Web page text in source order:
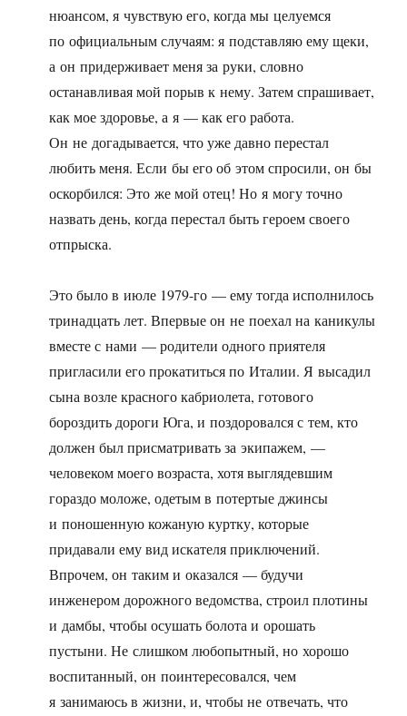
нюансом, я чувствую его, когда мы целуемся
по официальным случаям: я подставляю ему щеки,
а он придерживает меня за руки, словно
останавливая мой порыв к нему. Затем спрашивает,
как мое здоровье, а я — как его работа.
Он не догадывается, что уже давно перестал
любить меня. Если бы его об этом спросили, он бы
оскорбился: Это же мой отец! Но я могу точно
назвать день, когда перестал быть героем своего
отпрыска.
Это было в июле 1979-го — ему тогда исполнилось
тринадцать лет. Впервые он не поехал на каникулы
вместе с нами — родители одного приятеля
пригласили его прокатиться по Италии. Я высадил
сына возле красного кабриолета, готового
бороздить дороги Юга, и поздоровался с тем, кто
должен был присматривать за экипажем, —
человеком моего возраста, хотя выглядевшим
гораздо моложе, одетым в потертые джинсы
и поношенную кожаную куртку, которые
придавали ему вид искателя приключений.
Впрочем, он таким и оказался — будучи
инженером дорожного ведомства, строил плотины
и дамбы, чтобы осушать болота и орошать
пустыни. Не слишком любопытный, но хорошо
воспитанный, он поинтересовался, чем
я занимаюсь в жизни, и, чтобы не отвечать, что